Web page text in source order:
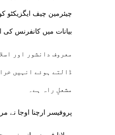
چیئرمین چیف ایگزیکٹو
بیانات میں کانفرنس
معروف دانشور اور
ڈالتے ہوئے انہیں
مشعلِ راہ ہے۔
پروفیسر ارچنا اوجا نے